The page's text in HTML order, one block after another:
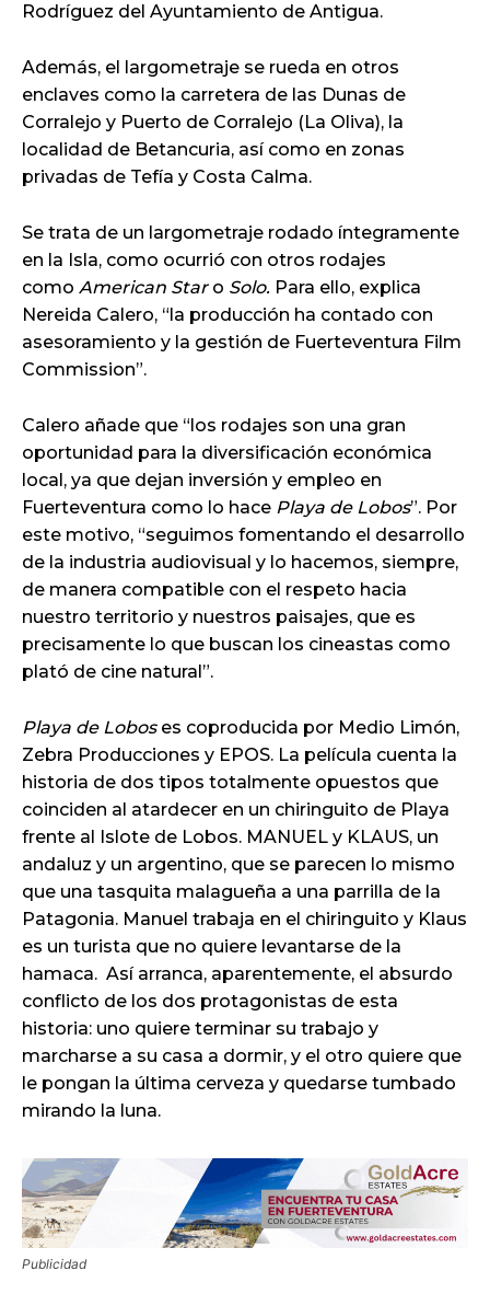
Rodríguez del Ayuntamiento de Antigua.
Además, el largometraje se rueda en otros
enclaves como la carretera de las Dunas de
Corralejo y Puerto de Corralejo (La Oliva), la
localidad de Betancuria, así como en zonas
privadas de Tefía y Costa Calma.
Se trata de un largometraje rodado íntegramente
en la Isla, como ocurrió con otros rodajes
como American Staro Solo. Para ello, explica
Nereida Calero, “la producción ha contado con
asesoramiento y la gestión de Fuerteventura Film
Commission”.
Calero añade que “los rodajes son una gran
oportunidad para la diversificación económica
local, ya que dejan inversión y empleo en
Fuerteventura como lo hace Playa de Lobos”. Por
este motivo, “seguimos fomentando el desarrollo
de la industria audiovisual y lo hacemos, siempre,
de manera compatible con el respeto hacia
nuestro territorio y nuestros paisajes, que es
precisamente lo que buscan los cineastas como
plató de cine natural”.
Playa de Loboses coproducida por Medio Limón,
Zebra Producciones y EPOS. La película cuenta la
historia de dos tipos totalmente opuestos que
coinciden al atardecer en un chiringuito de Playa
frente al Islote de Lobos. MANUEL y KLAUS, un
andaluz y un argentino, que se parecen lo mismo
que una tasquita malagueña a una parrilla de la
Patagonia. Manuel trabaja en el chiringuito y Klaus
es un turista que no quiere levantarse de la
hamaca. Así arranca, aparentemente, el absurdo
conflicto de los dos protagonistas de esta
historia: uno quiere terminar su trabajo y
marcharse a su casa a dormir, y el otro quiere que
le pongan la última cerveza y quedarse tumbado
mirando la luna.
Publicidad